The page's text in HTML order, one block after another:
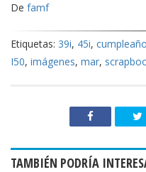
De famf
Etiquetas: 39i, 45i,
I50, imágenes, mar,
TAMBIÉN PODRÍA